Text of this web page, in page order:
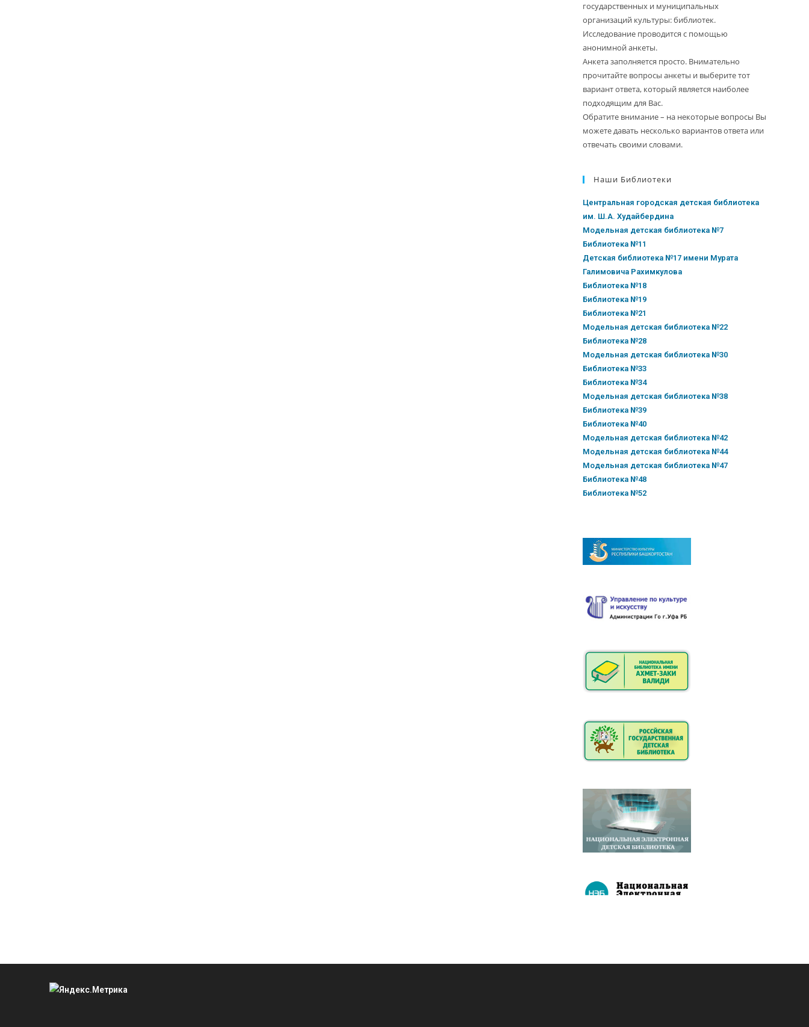
государственных и муниципальных
организаций культуры: библиотек.
Исследование проводится с помощью
анонимной анкеты.
Анкета заполняется просто. Внимательно
прочитайте вопросы анкеты и выберите тот
вариант ответа, который является наиболее
подходящим для Вас.
Обратите внимание – на некоторые вопросы Вы
можете давать несколько вариантов ответа или
отвечать своими словами.
Наши Библиотеки
Центральная городская детская библиотека
им. Ш.А. Худайбердина
Модельная детская библиотека №7
Библиотека №11
Детская библиотека №17 имени Мурата
Галимовича Рахимкулова
Библиотека №18
Библиотека №19
Библиотека №21
Модельная детская библиотека №22
Библиотека №28
Модельная детская библиотека №30
Библиотека №33
Библиотека №34
Модельная детская библиотека №38
Библиотека №39
Библиотека №40
Модельная детская библиотека №42
Модельная детская библиотека №44
Модельная детская библиотека №47
Библиотека №48
Библиотека №52